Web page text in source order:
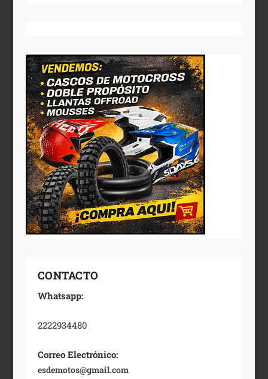
CONTACTO
Whatsapp:
2222934480
Correo Electrónico:
esdemotos@gmail.com